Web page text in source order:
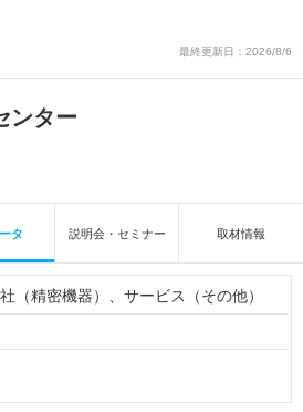
最終更新日：2026/8/6
ンター
タ 説明会・セミナー 取材情報
（精密機器） サービス（その他）